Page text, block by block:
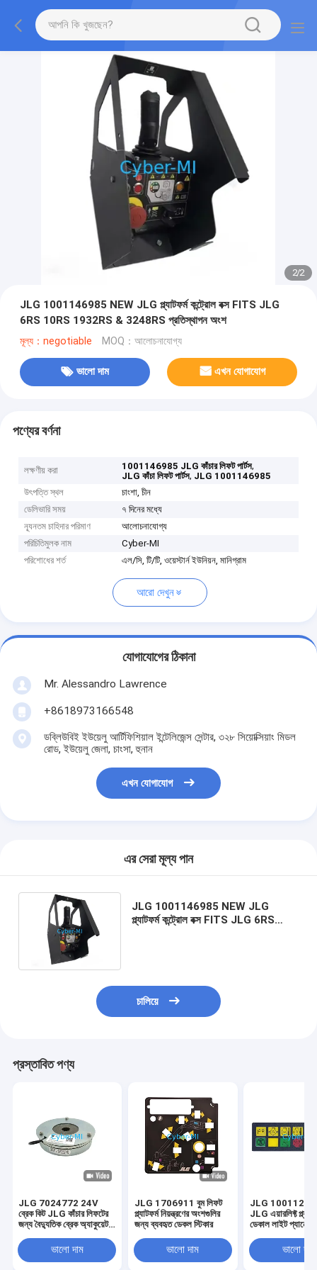
2/2
JLG 1001146985 NEW JLG প্ল্যাটফর্ম কন্ট্রোল বক্স FITS JLG
6RS 10RS 1932RS & 3248RS প্রতিস্থাপন অংশ
মূল্য：negotiable MOQ：আলোচনাযোগ্য
ভালো দাম এখন যোগাযোগ
পণ্যের বর্ণনা
লক্ষণীয় করা 1001146985 JLG কাঁচার লিফট পার্টস,
JLG কাঁচা লিফট পার্টস, JLG 1001146985
উৎপত্তি স্থল
চাংশা, চীন
ডেলিভারি সময়
৭ দিনের মধ্যে
ন্যূনতম চাহিদার পরিমাণ
আলোচনাযোগ্য
পরিচিতিমুলক নাম
Cyber-MI
পরিশোধের শর্ত
এল/সি, টি/টি, ওয়েস্টার্ন ইউনিয়ন, মানিগ্রাম
আরো দেখুন
যোগাযোগের ঠিকানা
Mr. Alessandro Lawrence
+8618973166548
ডব্লিউবিই ইউয়েলু আর্টিফিশিয়াল ইন্টেলিজেন্স সেন্টার, ৩২৮ সিয়োক্সিয়াং মিডল
রোড, ইউয়েলু জেলা, চাংসা, হুনান
এখন যোগাযোগ
এর সেরা মূল্য পান
JLG 1001146985 NEW JLG
প্ল্যাটফর্ম কন্ট্রোল বক্স FITS JLG 6RS
চালিয়ে
প্রস্তাবিত পণ্য
JLG 7024772 24V
ব্রেক কিট JLG কাঁচার লিফটের
জন্য বৈদ্যুতিক ব্রেক অ্যাকুয়েটর
ভালো দাম
JLG 1706911 বুম লিফট
প্ল্যাটফর্ম নিয়ন্ত্রণের অংশগুলির
জন্য ব্যবহৃত ডেকল স্টিকার
ভালো দাম
JLG
JLG এয়ারলিফ্ট
ডেকাল লাইট প্যানেল
ভালো দাম